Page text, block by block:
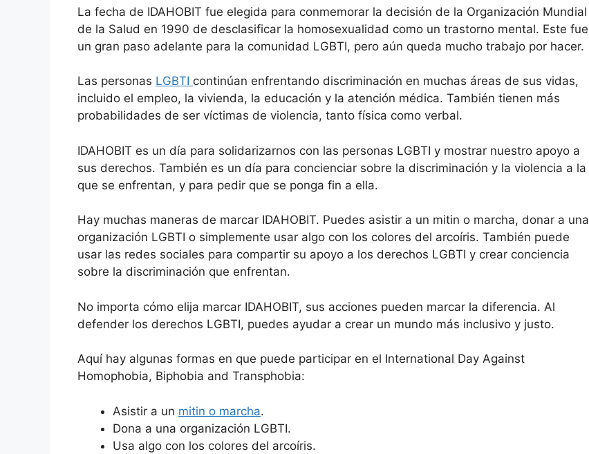
La fecha de IDAHOBIT fue elegida para conmemorar la decisión de la Organización Mundial
de la Salud en 1990 de desclasificar la homosexualidad como un trastorno mental. Este fue
un gran paso adelante para la comunidad LGBTI, pero aún queda mucho trabajo por hacer.
Las personas LGBTI continúan enfrentando discriminación en muchas áreas de sus vidas,
incluido el empleo, la vivienda, la educación y la atención médica. También tienen más
probabilidades de ser víctimas de violencia, tanto física como verbal.
IDAHOBIT es un día para solidarizarnos con las personas LGBTI y mostrar nuestro apoyo a
sus derechos. También es un día para concienciar sobre la discriminación y la violencia a la
que se enfrentan, y para pedir que se ponga fin a ella.
Hay muchas maneras de marcar IDAHOBIT. Puedes asistir a un mitin o marcha, donar a una
organización LGBTI o simplemente usar algo con los colores del arcoíris. También puede
usar las redes sociales para compartir su apoyo a los derechos LGBTI y crear conciencia
sobre la discriminación que enfrentan.
No importa cómo elija marcar IDAHOBIT, sus acciones pueden marcar la diferencia. Al
defender los derechos LGBTI, puedes ayudar a crear un mundo más inclusivo y justo.
Aquí hay algunas formas en que puede participar en el International Day Against
Homophobia, Biphobia and Transphobia:
Asistir a un mitin o marcha.
Dona a una organización LGBTI.
Usa algo con los colores del arcoíris.